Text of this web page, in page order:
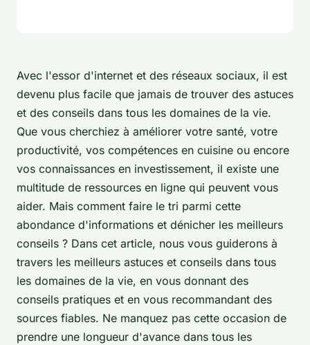
Avec l'essor d'internet et des réseaux sociaux, il est
devenu plus facile que jamais de trouver des astuces
et des conseils dans tous les domaines de la vie.
Que vous cherchiez à améliorer votre santé, votre
productivité, vos compétences en cuisine ou encore
vos connaissances en investissement, il existe une
multitude de ressources en ligne qui peuvent vous
aider. Mais comment faire le tri parmi cette
abondance d'informations et dénicher les meilleurs
conseils ? Dans cet article, nous vous guiderons à
travers les meilleurs astuces et conseils dans tous
les domaines de la vie, en vous donnant des
conseils pratiques et en vous recommandant des
sources fiables. Ne manquez pas cette occasion de
prendre une longueur d'avance dans tous les